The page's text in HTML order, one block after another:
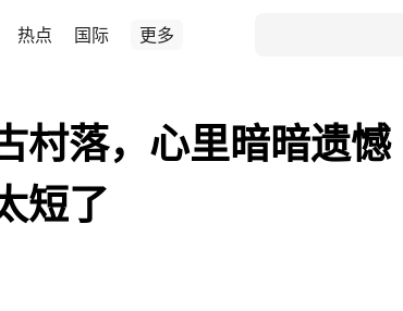
热点 国际 更多
村落，心里暗暗遗憾
短了